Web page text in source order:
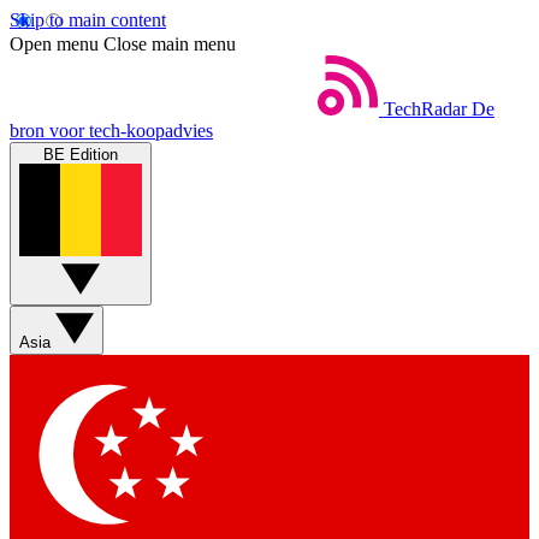
Skip to main content
Open menu Close main menu
TechRadar De
bron voor tech-koopadvies
BE Edition
Asia